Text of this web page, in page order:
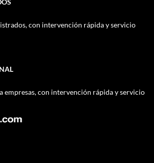
con intervención rápida y servicio
empresas, con intervención rápida y servicio